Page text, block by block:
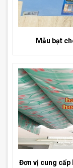
Mẫu bạt
Đơn vị cung cấp